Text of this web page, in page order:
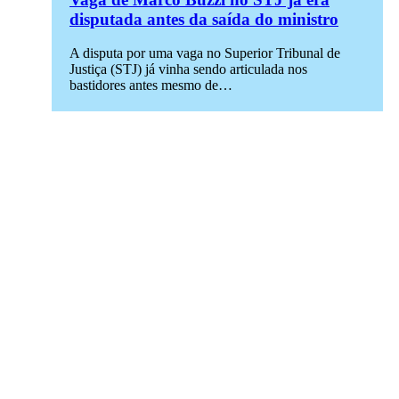
disputada antes da saída do ministro
A disputa por uma vaga no Superior Tribunal de
Justiça (STJ) já vinha sendo articulada nos
bastidores antes mesmo de…